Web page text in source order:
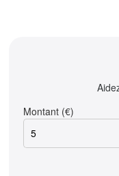
Montant (€)